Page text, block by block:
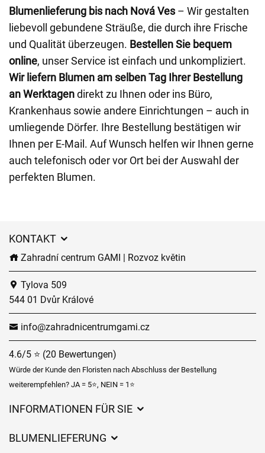
Blumenlieferung bis nach Nová Ves– Wir gestalten
liebevoll gebundene Sträuße, die durch ihre Frische
und Qualität überzeugen. Bestellen Sie bequem
online, unser Service ist einfach und unkompliziert.
Wir liefern Blumen am selben Tag Ihrer Bestellung
an Werktagendirekt zu Ihnen oder ins Büro,
Krankenhaus sowie andere Einrichtungen – auch in
umliegende Dörfer. Ihre Bestellung bestätigen wir
Ihnen per E-Mail. Auf Wunsch helfen wir Ihnen gerne
auch telefonisch oder vor Ort bei der Auswahl der
perfekten Blumen.
KONTAKT
Zahradní centrum GAMI | Rozvoz květin
Tylova 509
544 01 Dvůr Králové
info@zahradnicentrumgami.cz
4.6/5 ⭐ (20 Bewertungen)
Würde der Kunde den Floristen nach Abschluss der Bestellung
weiterempfehlen? JA = 5⭐, NEIN = 1⭐
INFORMATIONEN FÜR SIE
BLUMENLIEFERUNG